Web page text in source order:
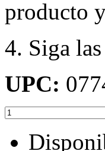
producto
4. Siga
UPC: